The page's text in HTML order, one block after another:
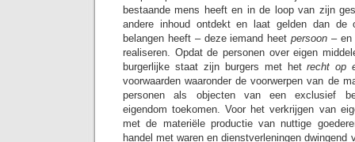
bestaande mens heeft en in de loop van zijn
andere inhoud ontdekt en laat gelden dan de
belangen heeft – deze iemand heetpersoon –en
realiseren. Opdat de personen over eigen
burgerlijke staat zijn burgers met hetrecht op
voorwaarden waaronder de voorwerpen van de
personen als objecten van een exclusief
eigendom toekomen. Voor het verkrijgen van
met de materiële productie van nuttige
handel met waren en dienstverleningen dwingend